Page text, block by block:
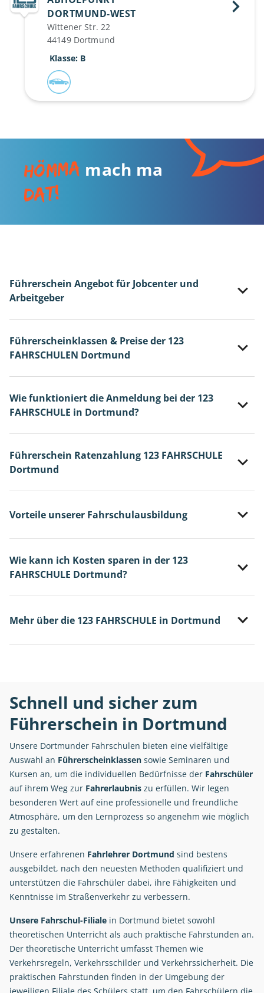
DORTMUND-WEST
Wittener Str. 22
44149 Dortmund
Klasse: B
Hömma mach ma
dat!
Führerschein Angebot für Jobcenter und
Arbeitgeber
Führerscheinklassen & Preise der 123
FAHRSCHULEN Dortmund
Wie funktioniert die Anmeldung bei der 123
FAHRSCHULE in Dortmund?
Führerschein Ratenzahlung 123 FAHRSCHULE
Dortmund
Vorteile unserer Fahrschulausbildung
Wie kann ich Kosten sparen in der 123
FAHRSCHULE Dortmund?
Mehr über die 123 FAHRSCHULE in Dortmund
Schnell und sicher zum
Führerschein in Dortmund
Unsere Dortmunder Fahrschulen bieten eine vielfältige
Auswahl an Führerscheinklassen sowie Seminaren und
Kursen an, um die individuellen Bedürfnisse der Fahrschüler
auf ihrem Weg zur Fahrerlaubnis zu erfüllen. Wir legen
besonderen Wert auf eine professionelle und freundliche
Atmosphäre, um den Lernprozess so angenehm wie möglich
zu gestalten.
Unsere erfahrenen Fahrlehrer Dortmund sind bestens
ausgebildet, nach den neuesten Methoden qualifiziert und
unterstützen die Fahrschüler dabei, ihre Fähigkeiten und
Kenntnisse im Straßenverkehr zu verbessern.
Unsere Fahrschul-Filiale in Dortmund bietet sowohl
theoretischen Unterricht als auch praktische Fahrstunden an.
Der theoretische Unterricht umfasst Themen wie
Verkehrsregeln, Verkehrsschilder und Verkehrssicherheit. Die
praktischen Fahrstunden finden in der Umgebung der
jeweiligen Filiale des Schülers statt, um den Fahrschülern die